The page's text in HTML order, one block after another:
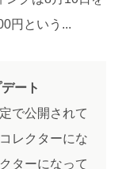
円という...
ート
で公開されて
レクターにな
ターになって